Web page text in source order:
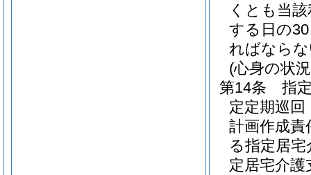
くとも当
する日の
ればなら
(心身の状
第14条
指
定定期巡
計画作成
る指定居
定居宅介